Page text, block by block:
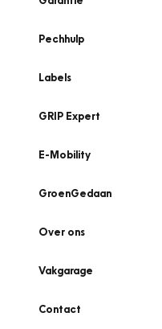
Pechhulp
Labels
GRIP Expert
E-Mobility
GroenGedaan
Over ons
Vakgarage
Contact